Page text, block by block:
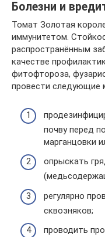
Болезни и
Томат Золотая
иммунитетом.
распространённым
качестве
фитофтороза,
провести следующие
почву перед
марганцовки
опрыскать
регулярно
сквозняков;
проводить